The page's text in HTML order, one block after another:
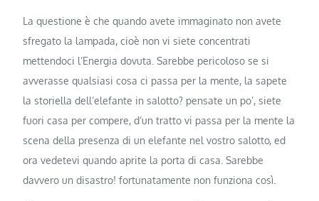
La questione è che quando avete immaginato non avete
sfregato la lampada, cioè non vi siete concentrati
mettendoci l’Energia dovuta. Sarebbe pericoloso se si
avverasse qualsiasi cosa ci passa per la mente, la sapete
la storiella dell’elefante in salotto? pensate un po’, siete
fuori casa per compere, d’un tratto vi passa per la mente la
scena della presenza di un elefante nel vostro salotto, ed
ora vedetevi quando aprite la porta di casa. Sarebbe
davvero un disastro! fortunatamente non funziona così.